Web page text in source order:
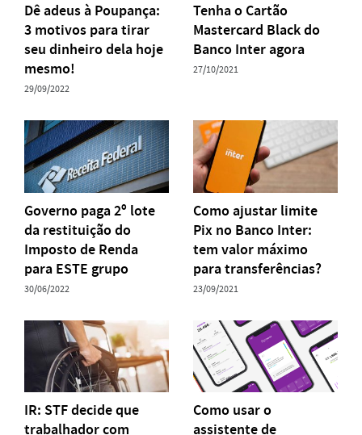
Dê adeus à Poupança:
3 motivos para tirar
seu dinheiro dela hoje
mesmo!
29/09/2022
Tenha o Cartão
Mastercard Black do
Banco Inter agora
27/10/2021
Governo paga 2º lote
da restituição do
Imposto de Renda
para ESTE grupo
30/06/2022
Como ajustar limite
Pix no Banco Inter:
tem valor máximo
para transferências?
23/09/2021
IR: STF decide que
trabalhador com
Como usar o
assistente de